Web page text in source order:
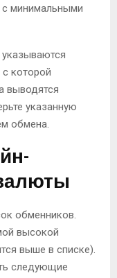
минимальными
которой
выводятся
указанную
обмена.
обменников.
высокой
выше в списке).
следующие